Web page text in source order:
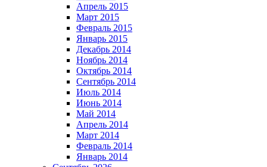
Апрель 2015
Март 2015
Февраль 2015
Январь 2015
Декабрь 2014
Ноябрь 2014
Октябрь 2014
Сентябрь 2014
Июль 2014
Июнь 2014
Май 2014
Апрель 2014
Март 2014
Февраль 2014
Январь 2014